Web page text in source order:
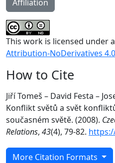
Affiliation
This work is licensed under a
Attribution-NoDerivatives
How to Cite
Jiří Tomeš – David Festa –
Konflikt světů a svět
současném světě. (2008).
Relations, 43(4), 79-82.
More Citation Formats